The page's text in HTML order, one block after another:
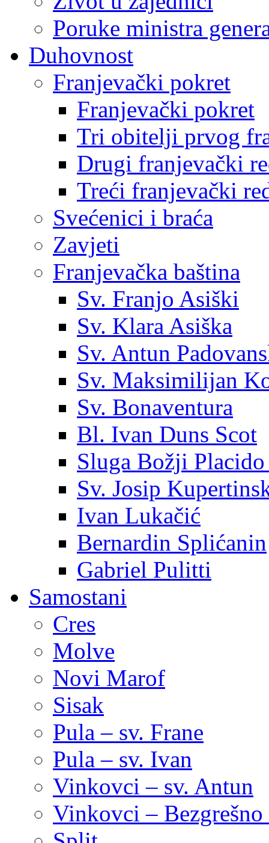
Poruke ministra
Duhovnost
Franjevački pokret
Franjevački pokret
Tri obitelji prvog
Drugi franjevački
Treći franjevački
Svećenici i braća
Zavjeti
Franjevačka baština
Sv. Franjo Asiški
Sv. Klara Asiška
Sv. Antun
Sv. Maksimilijan
Sv. Bonaventura
Bl. Ivan Duns Scot
Sluga Božji Placido
Sv. Josip
Ivan Lukačić
Bernardin Splićanin
Gabriel Pulitti
Samostani
Cres
Molve
Novi Marof
Sisak
Pula – sv. Frane
Pula – sv. Ivan
Vinkovci – sv. Antun
Vinkovci –